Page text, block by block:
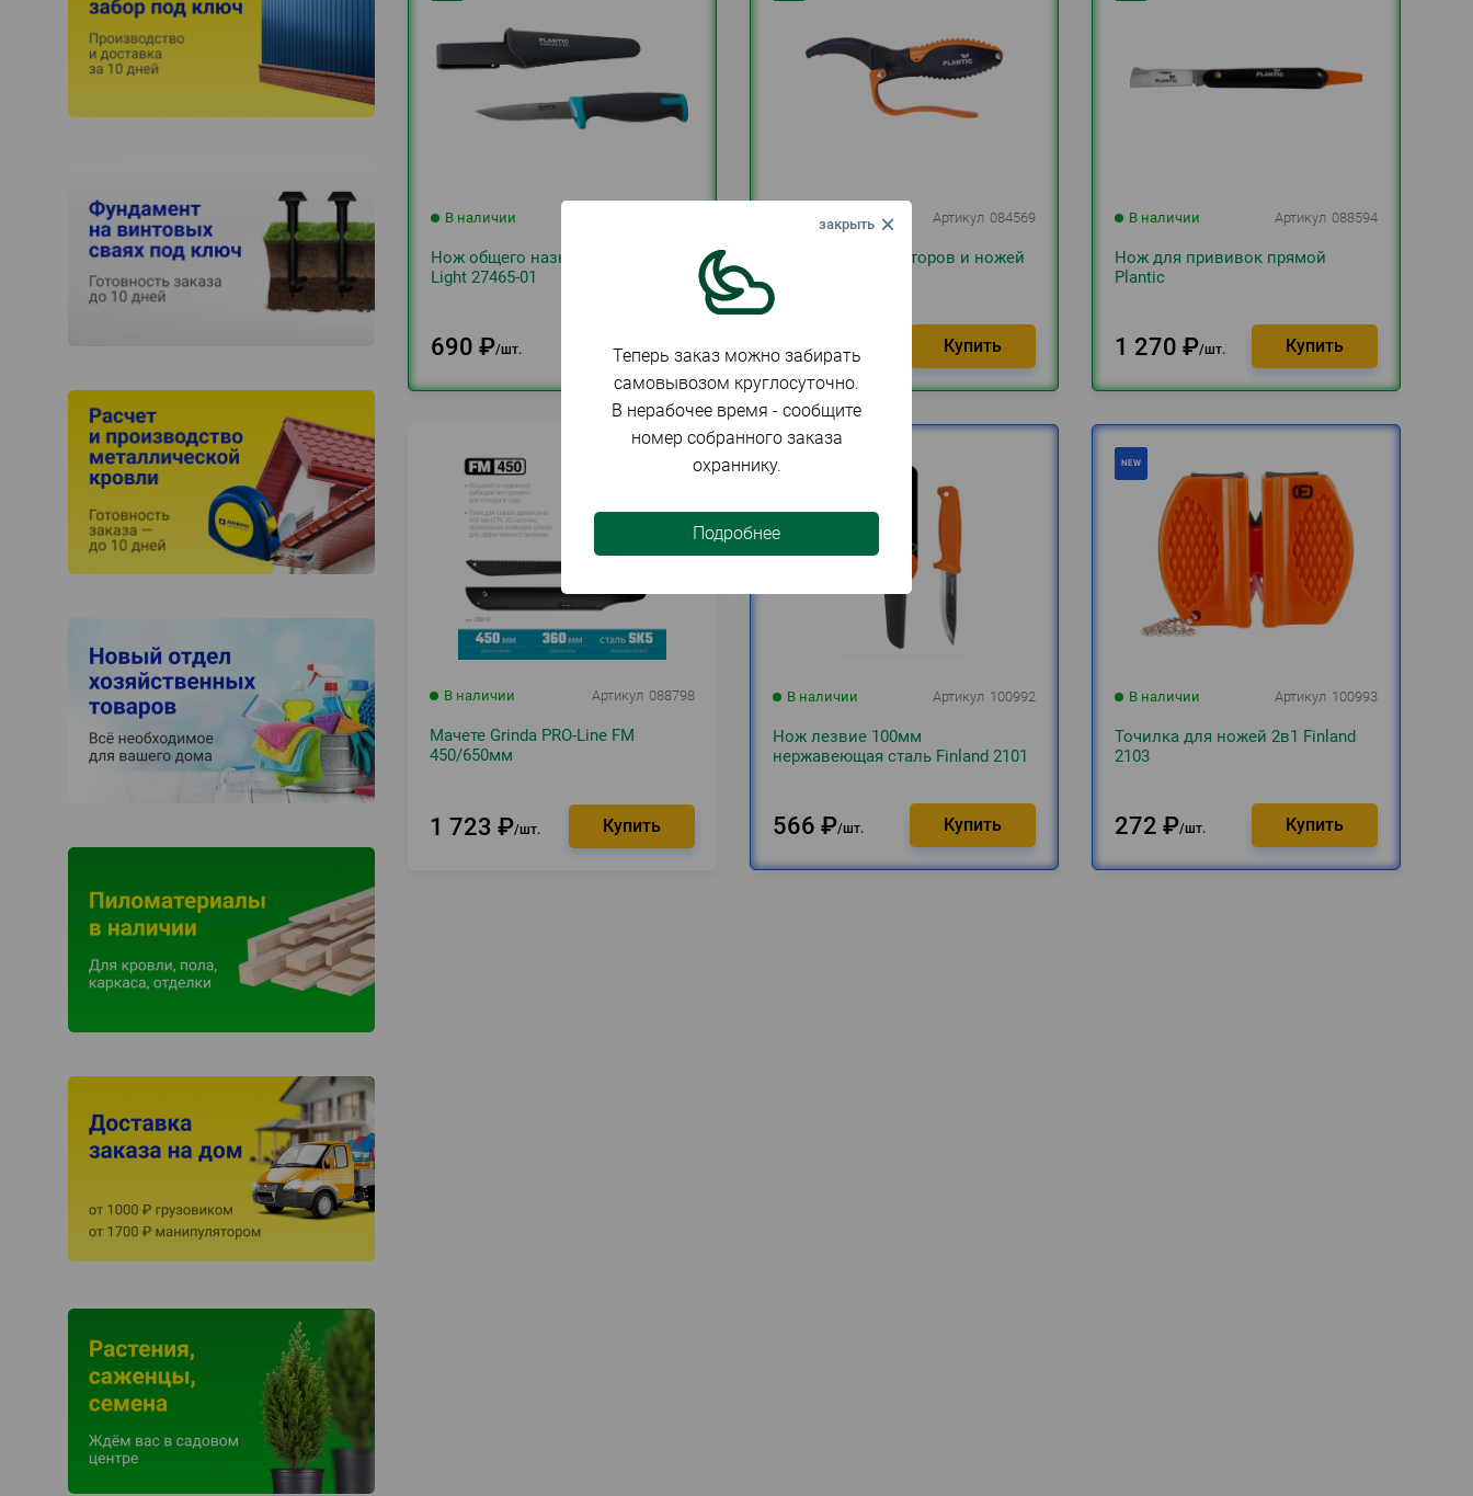
В наличии
Нож общего назначения Plantic
Light 27465-01
690 ₽ шт.
В наличии Артикул 084569
Точилка для секаторов и ножей
1 087 ₽
В наличии Артикул 088594
Нож для прививок прямой
Plantic
1 270 ₽ шт.
В наличии Артикул 088798
Мачете Grinda PRO-Line FM
450/650мм
1 723 ₽ шт.
В наличии Артикул 100992
Нож лезвие 100мм
нержавеющая сталь Finland 2101
566 ₽ шт.
В наличии Артикул 100993
Точилка для ножей 2в1 Finland
2103
272 ₽ шт.
Теперь заказ можно забирать
самовывозом круглосуточно.
В нерабочее время - сообщите
номер собранного заказа
охраннику.
Подробнее